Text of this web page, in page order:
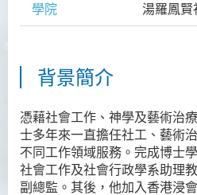
學院 湯羅鳳賢
背景簡介
憑藉社會工作、神學及藝術治
士多年來一直擔任社工、藝術
不同工作領域服務。完成博士
社會工作及社會行政學系助理
副總監。其後，他加入香港浸
Dr
Ms Villy
Ms
Ms